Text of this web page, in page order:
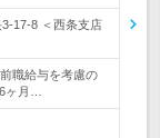
17-8 ＜西条支店
職給与を考慮の
ヶ月…